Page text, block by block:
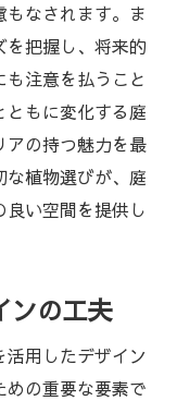
なされます。ま
を把握し、将来的
注意を払うこと
ともに変化する庭
アの持つ魅力を最
植物選びが、庭
い空間を提供し
ンの工夫
用したデザイン
めの重要な要素で